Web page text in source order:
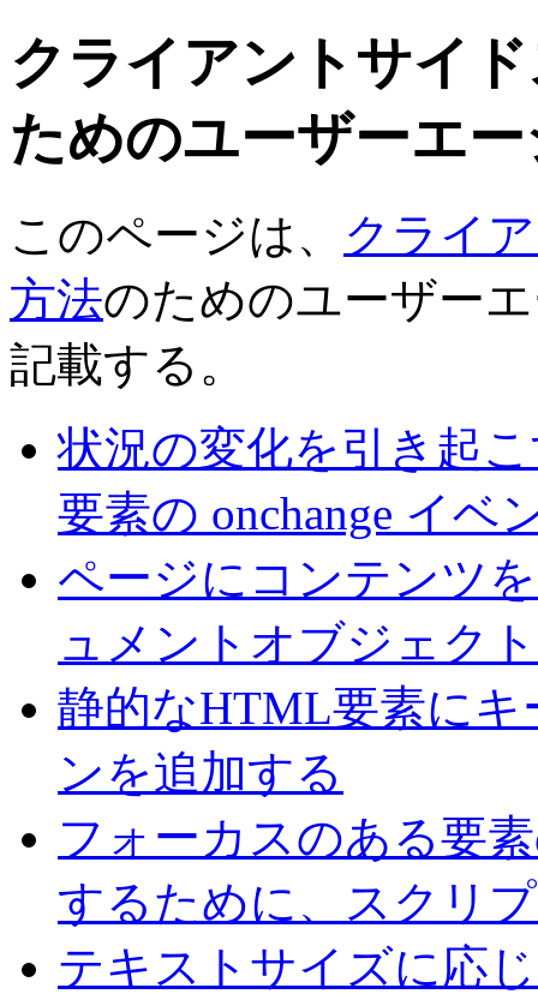
クライアントサイ
ためのユーザーエ
このページは、 クライ
方法のためのユーザー
記載する。
状況の変化を引き起
要素の onchange イベ
ページにコンテンツ
ュメントオブジェク
静的なHTML要素に
ンを追加する
フォーカスのある要
するために、スクリ
テキストサイズに応